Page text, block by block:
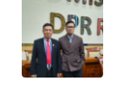
PEDOMAN
MEDIA
SIBER